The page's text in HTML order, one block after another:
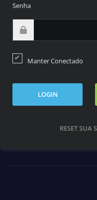
Senha
Manter Conectado
LOGIN
RESET SUA